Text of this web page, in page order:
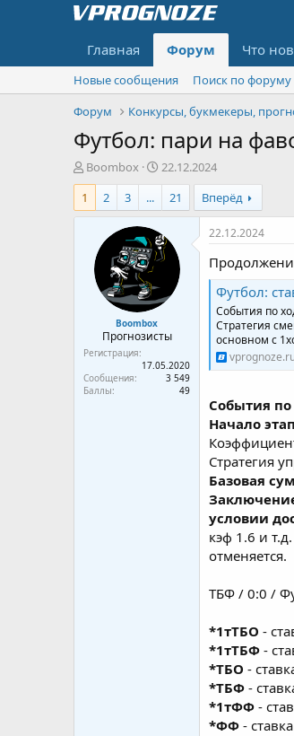
Главная Форум Что
Новые сообщения
Поиск по форуму
Форум
Конкурсы, букмекеры,
Футбол: пари на
А
в
т
о
Boombox
Д
а
а
н
а
ч
л
22.12.2024
1
2 3 ... 21 Вперёд
Boombox
Прогнозисты
Регистрация
17.05.2020
Сообщения
3 549
Баллы
49
22.12.2024
Футбол:
События по
Стратегия
основном с
События
Начало
Стратегия
Базовая
условии
кэф 1.6 и
отменяется.
ТБФ / 0:0 /
*1тТБО -
*1тТБФ -
*ТБО -
*ТБФ -
*1тФФ -
*ФФ -